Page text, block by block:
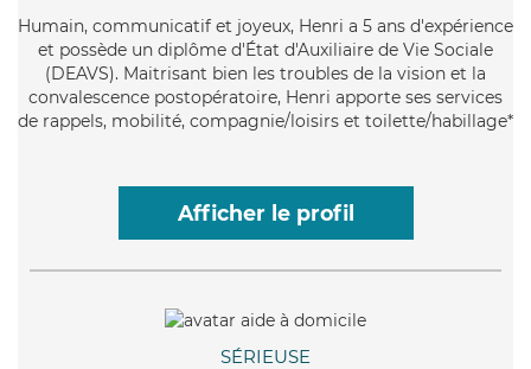
Humain, communicatif et joyeux, Henri a 5 ans d'expérience
et possède un diplôme d'État d'Auxiliaire de Vie Sociale
(DEAVS). Maitrisant bien les troubles de la vision et la
convalescence postopératoire, Henri apporte ses services
de rappels, mobilité, compagnie/loisirs et toilette/habillage*
Afficher le profil
SÉRIEUSE